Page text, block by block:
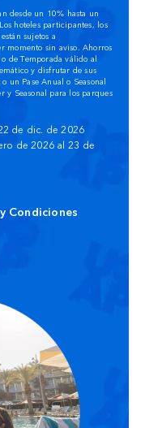
desde un 10% hasta un
hoteles participantes, los
sujetos a
momento sin aviso. Ahorros
de Temporada válido al
y disfrutar de sus
un Pase Anual o Seasonal
y Seasonal para los parques
de dic. de 2026
de 2026 al 23 de
Condiciones